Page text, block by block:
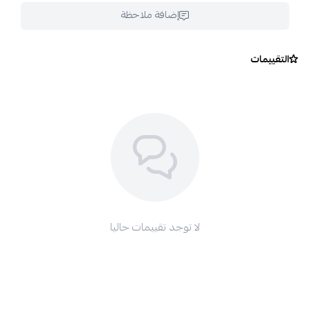
إضافة ملاحظة
التقييمات
لا توجد تقييمات حاليا